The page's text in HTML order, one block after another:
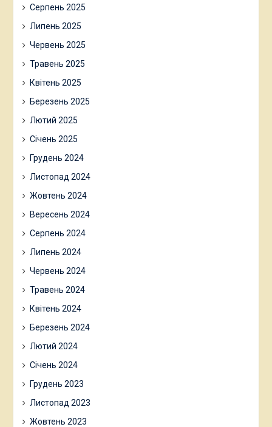
Серпень 2025
Липень 2025
Червень 2025
Травень 2025
Квітень 2025
Березень 2025
Лютий 2025
Січень 2025
Грудень 2024
Листопад 2024
Жовтень 2024
Вересень 2024
Серпень 2024
Липень 2024
Червень 2024
Травень 2024
Квітень 2024
Березень 2024
Лютий 2024
Січень 2024
Грудень 2023
Листопад 2023
Жовтень 2023